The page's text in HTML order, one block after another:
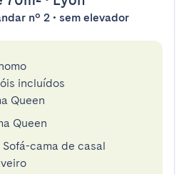
nº 2 • sem elevador
incluídos
Queen
Queen
Sofá-cama de casal